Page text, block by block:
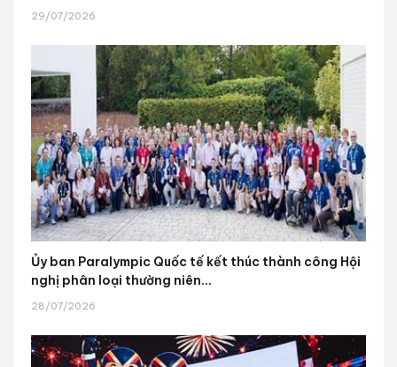
29/07/2026
Ủy ban Paralympic Quốc tế kết thúc thành công Hội
nghị phân loại thường niên...
28/07/2026